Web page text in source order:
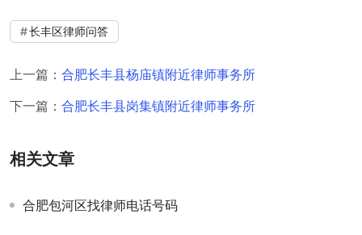
长丰区律师问答
上一篇： 合肥长丰县杨庙镇附近律师事务所
下一篇： 合肥长丰县岗集镇附近律师事务所
相关文章
合肥包河区找律师电话号码